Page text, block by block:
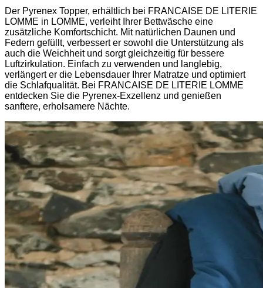
Der Pyrenex Topper, erhältlich bei FRANCAISE DE LITERIE
LOMME in LOMME, verleiht Ihrer Bettwäsche eine
zusätzliche Komfortschicht. Mit natürlichen Daunen und
Federn gefüllt, verbessert er sowohl die Unterstützung als
auch die Weichheit und sorgt gleichzeitig für bessere
Luftzirkulation. Einfach zu verwenden und langlebig,
verlängert er die Lebensdauer Ihrer Matratze und optimiert
die Schlafqualität. Bei FRANCAISE DE LITERIE LOMME
entdecken Sie die Pyrenex-Exzellenz und genießen
sanftere, erholsamere Nächte.